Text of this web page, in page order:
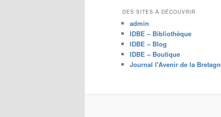
DES SITES À DÉCOUVRIR
admin
IDBE – Bibliothèque
IDBE – Blog
IDBE – Boutique
Journal l'Avenir de la